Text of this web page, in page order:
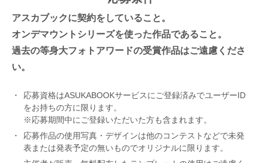
アスカブックに契約をしていること。
オンデマウントシリーズを使った作品であること。
過去の等身大フォトアワードの受賞作品はご遠慮くださ
い。
応募資格はASUKABOOKサービスにご登録済みでユーザーID
をお持ちの方に限ります。
※応募期間中にご登録いただいた方も含まれます。
応募作品の使用写真・デザインは他のコンテストなどで未発
表または発表予定の無いものでオリジナルに限ります。